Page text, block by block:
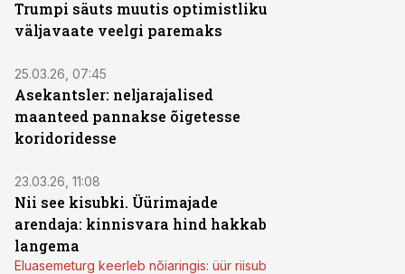
Trumpi säuts muutis optimistliku
väljavaate veelgi paremaks
25.03.26, 07:45
Asekantsler: neljarajalised
maanteed pannakse õigetesse
koridoridesse
23.03.26, 11:08
Nii see kisubki. Üürimajade
arendaja: kinnisvara hind hakkab
langema
Eluasemeturg keerleb nõiaringis: üür riisub